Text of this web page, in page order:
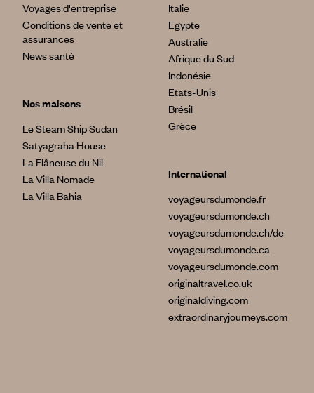
Voyages d'entreprise
Conditions de vente et
assurances
News santé
Nos maisons
Le Steam Ship Sudan
Satyagraha House
La Flâneuse du Nil
La Villa Nomade
La Villa Bahia
Italie
Egypte
Australie
Afrique du Sud
Indonésie
Etats-Unis
Brésil
Grèce
International
voyageursdumonde.fr
voyageursdumonde.ch
voyageursdumonde.ch/de
voyageursdumonde.ca
voyageursdumonde.com
originaltravel.co.uk
originaldiving.com
extraordinaryjourneys.com